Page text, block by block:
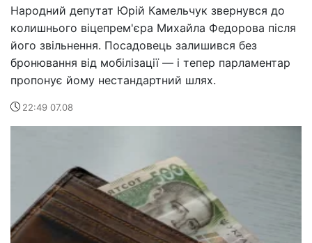
Народний депутат Юрій Камельчук звернувся до
колишнього віцепрем'єра Михайла Федорова після
його звільнення. Посадовець залишився без
бронювання від мобілізації — і тепер парламентар
пропонує йому нестандартний шлях.
22:49 07.08